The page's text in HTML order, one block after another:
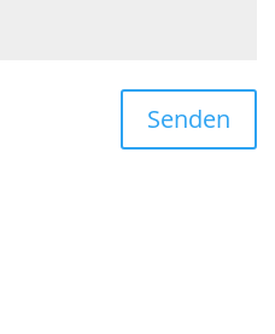
Senden